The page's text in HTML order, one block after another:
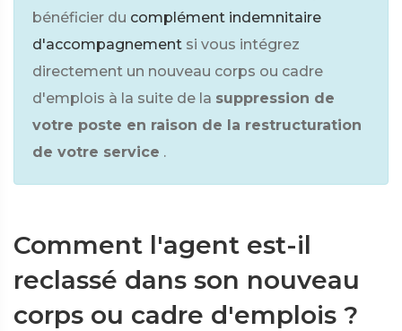
bénéficier du complément indemnitaire
d'accompagnement si vous intégrez
directement un nouveau corps ou cadre
d'emplois à la suite de la suppression de
votre poste en raison de la restructuration
de votre service .
Comment l'agent est-il
reclassé dans son nouveau
corps ou cadre d'emplois ?